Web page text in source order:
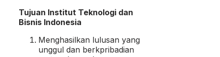
Tujuan Institut Teknologi dan
Bisnis Indonesia
Menghasilkan lulusan yang
unggul dan berkpribadian